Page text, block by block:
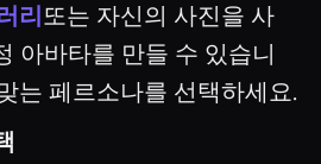
리또는 자신의 사진을 사
아바타를 만들 수 있습니
는 페르소나를 선택하세요.